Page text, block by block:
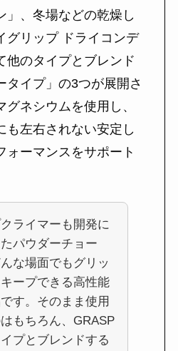
」、冬場などの乾燥し
グリップ ドライコンデ
他のタイプとブレンド
タイプ」の3つが展開さ
ネシウムを使用し、
も左右されない安定し
ォーマンスをサポート
クライマーも開発に
パウダーチョー
な場面でもグリッ
ープできる高性能
す。そのまま使用
もちろん、GRASP
プとブレンドする